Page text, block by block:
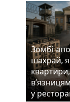
Зомбі-
шахрай,
у